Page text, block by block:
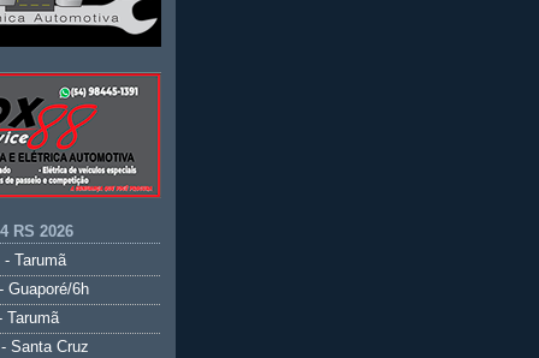
RS 2026
- Tarumã
Guaporé/6h
Tarumã
Santa Cruz